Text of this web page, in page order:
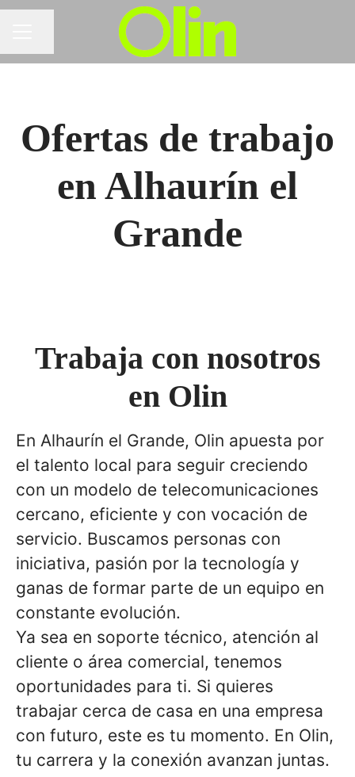
Compartir página
Ofertas de trabajo
en Alhaurín el
Grande
Trabaja con nosotros
en Olin
En Alhaurín el Grande, Olin apuesta por
el talento local para seguir creciendo
con un modelo de telecomunicaciones
cercano, eficiente y con vocación de
servicio. Buscamos personas con
iniciativa, pasión por la tecnología y
ganas de formar parte de un equipo en
constante evolución.
Ya sea en soporte técnico, atención al
cliente o área comercial, tenemos
oportunidades para ti. Si quieres
trabajar cerca de casa en una empresa
con futuro, este es tu momento. En Olin,
tu carrera y la conexión avanzan juntas.